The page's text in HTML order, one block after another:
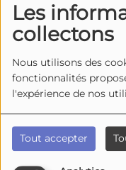
Les
collectons
Nous utilisons des
fonctionnalités
l'expérience de nos
Tout accepter